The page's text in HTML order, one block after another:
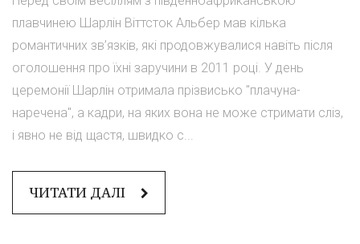
плавчинею Шарлін Віттсток Альбер мав кілька
романтичних зв’язків, які продовжувалися навіть після
оголошення про їхні заручини в 2011 році. У день
церемонії Шарлін отримала прізвисько "плачуна-
наречена", а кадри, на яких вона не може стримати сліз,
і явно не від щастя, швидко с...
ЧИТАТИ ДАЛІ